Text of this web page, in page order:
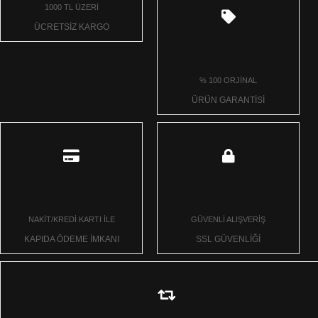
yaprak, papatya gibi küçük malzemeler hayal gücünüze bağlı olarak
yüzlerce farklı süslemede kullanılabilirler. Bu çiçeklerin girdiği hiçbir
Tohum pıtırcıklar yapay tek çiçeklerdir. Küçük demetler halinde
satılmaktadırlar. Gold, krem, beyaz, pembe ve gümüş renklerde
organizasyonlarında, ev dekorasyonunda, kıyafetlerde ve daha nice
deforme olmazlar, kolaylıkla temizlenebilmektedirler. 1 pakette 144
adet tohum pıtırcık çiçek bulunmaktadır.
1000 TL ÜZERİ
ÜCRETSİZ KARGO
% 100 ORJİNAL
ÜRÜN GARANTİSİ
NAKİT/KREDİ KARTI İLE
KAPIDA ÖDEME İMKANI
GÜVENLİ ALIŞVERİŞ
SSL GÜVENLİĞİ